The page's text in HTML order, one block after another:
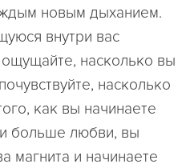
новым дыханием.
внутри вас
ощущайте, насколько вы
насколько
как вы начинаете
больше любви, вы
магнита и начинаете